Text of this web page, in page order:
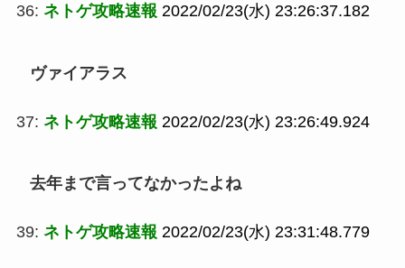
36: ネトゲ攻略速報 2022/02/23(水) 23:26:37.182
ヴァイアラス
37: ネトゲ攻略速報 2022/02/23(水) 23:26:49.924
去年まで言ってなかったよね
39: ネトゲ攻略速報 2022/02/23(水) 23:31:48.779